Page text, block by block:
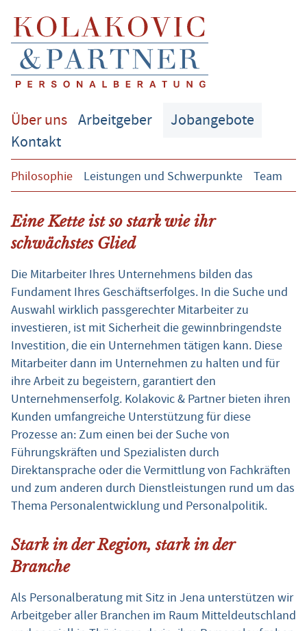
Über uns Arbeitgeber
Jobangebote
Kontakt
Philosophie Leistungen und Schwerpunkte Team
Eine Kette ist so stark wie ihr
schwächstes Glied
Die Mitarbeiter Ihres Unternehmens bilden das
Fundament Ihres Geschäftserfolges. In die Suche und
Auswahl wirklich passgerechter Mitarbeiter zu
investieren, ist mit Sicherheit die gewinnbringendste
Investition, die ein Unternehmen tätigen kann. Diese
Mitarbeiter dann im Unternehmen zu halten und für
ihre Arbeit zu begeistern, garantiert den
Unternehmenserfolg. Kolakovic & Partner bieten ihren
Kunden umfangreiche Unterstützung für diese
Prozesse an: Zum einen bei der Suche von
Führungskräften und Spezialisten durch
Direktansprache oder die Vermittlung von Fachkräften
und zum anderen durch Dienstleistungen rund um das
Thema Personalentwicklung und Personalpolitik.
Stark in der Region, stark in der
Branche
Als Personalberatung mit Sitz in Jena unterstützen wir
Arbeitgeber aller Branchen im Raum Mitteldeutschland